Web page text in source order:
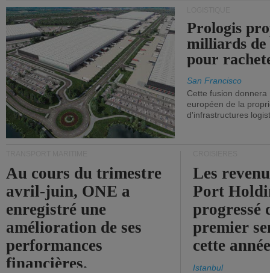
Prologis
milliards
pour
San Francisco
Cette fusion
européen de la
d'infrastructures
Au cours du trimestre
avril-juin, ONE a
enregistré une
amélioration de ses
performances
financières.
Les
Port
progressé
premier
cette
Istanbul